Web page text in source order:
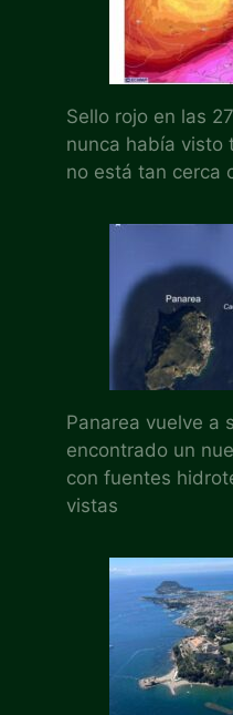
Sello rojo en las
nunca había visto
no está tan cerca
Panarea vuelve a
encontrado un
con fuentes
vistas